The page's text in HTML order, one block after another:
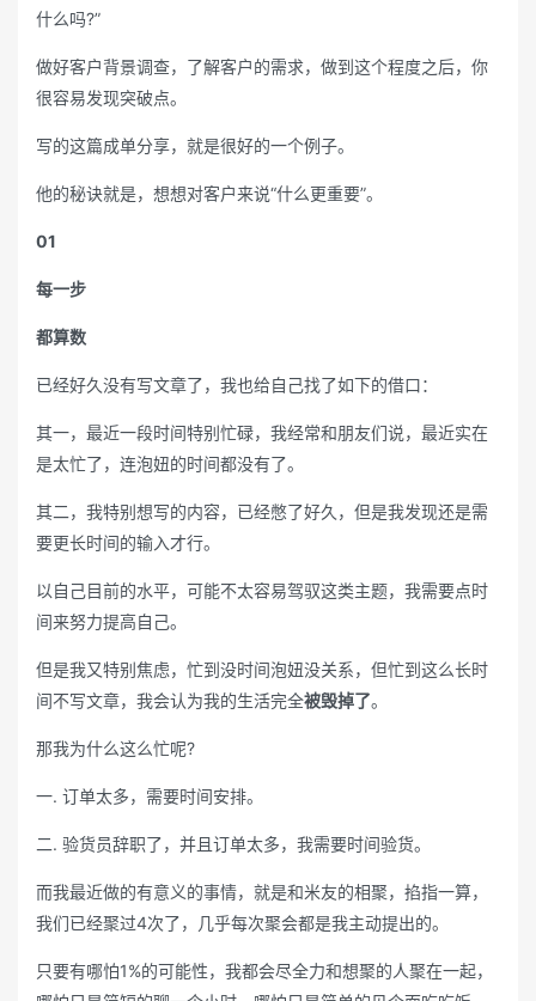
什么吗?”
做好客户背景调查，了解客户的需求，做到这个程度之后，你
很容易发现突破点。
写的这篇成单分享，就是很好的一个例子。
他的秘诀就是，想想对客户来说“什么更重要”。
01
每一步
都算数
已经好久没有写文章了，我也给自己找了如下的借口：
其一，最近一段时间特别忙碌，我经常和朋友们说，最近实在
是太忙了，连泡妞的时间都没有了。
其二，我特别想写的内容，已经憋了好久，但是我发现还是需
要更长时间的输入才行。
以自己目前的水平，可能不太容易驾驭这类主题，我需要点时
间来努力提高自己。
但是我又特别焦虑，忙到没时间泡妞没关系，但忙到这么长时
间不写文章，我会认为我的生活完全被毁掉了。
那我为什么这么忙呢?
一. 订单太多，需要时间安排。
二. 验货员辞职了，并且订单太多，我需要时间验货。
而我最近做的有意义的事情，就是和米友的相聚，掐指一算，
我们已经聚过4次了，几乎每次聚会都是我主动提出的。
只要有哪怕1%的可能性，我都会尽全力和想聚的人聚在一起，